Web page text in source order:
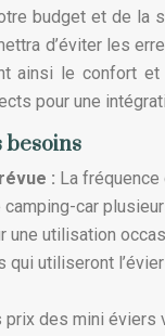
budget et de la
d’éviter les
ainsi le confort
pour une
besoins
: La
car
une utilisation
qui utiliseront
prix des mini éviers